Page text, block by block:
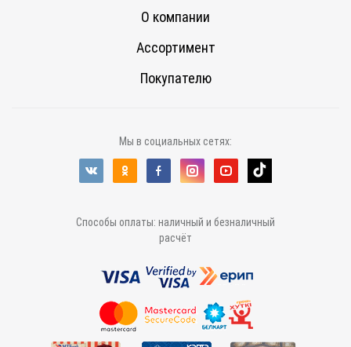
О компании
Ассортимент
Покупателю
Мы в социальных сетях:
Способы оплаты: наличный и безналичный
расчёт